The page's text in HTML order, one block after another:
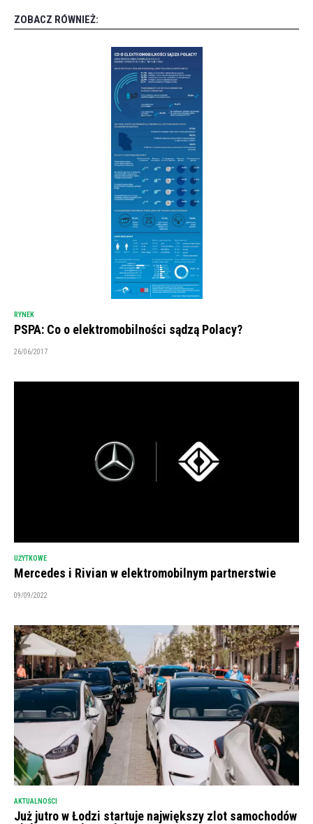
ZOBACZ RÓWNIEŻ:
RYNEK
PSPA: Co o elektromobilności sądzą Polacy?
26/06/2017
UŻYTKOWE
Mercedes i Rivian w elektromobilnym partnerstwie
09/09/2022
AKTUALNOŚCI
Już jutro w Łodzi startuje największy zlot samochodów